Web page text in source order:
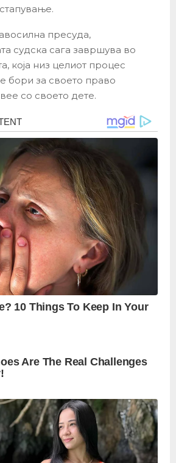
пресуда,
судска сага завршува во
која низ целиот процес
бори за своето право
со своето дете.